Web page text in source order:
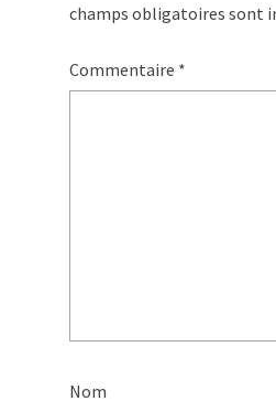
champs obligatoires sont
Commentaire *
Nom